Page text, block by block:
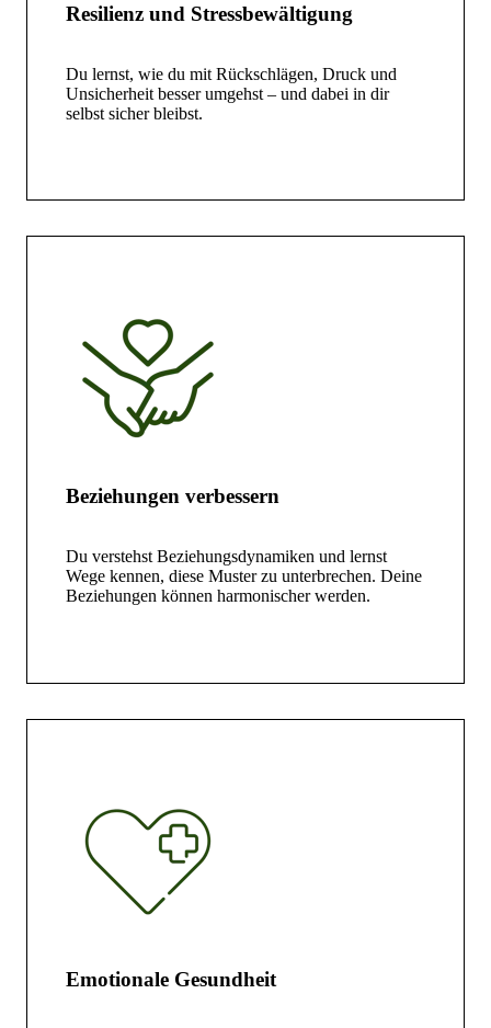
Resilienz und Stressbewältigung
Du lernst, wie du mit Rückschlägen, Druck und
Unsicherheit besser umgehst – und dabei in dir
selbst sicher bleibst.
Beziehungen verbessern
Du verstehst Beziehungsdynamiken und lernst
Wege kennen, diese Muster zu unterbrechen. Deine
Beziehungen können harmonischer werden.
Emotionale Gesundheit